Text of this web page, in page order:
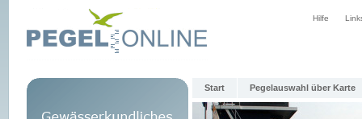
Hilfe
Start Pegelauswahl über Karte